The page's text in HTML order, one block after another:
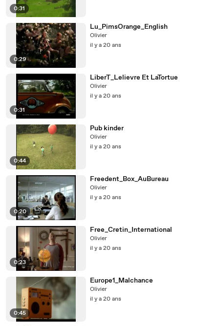
0:31
0:29
Lu_PimsOrange_English
Olivier
il y a 20 ans
0:31
LiberT_Lelievre Et LaTortue
Olivier
il y a 20 ans
0:44
Pub kinder
Olivier
il y a 20 ans
0:20
Freedent_Box_AuBureau
Olivier
il y a 20 ans
0:23
Free_Cretin_International
Olivier
il y a 20 ans
0:45
Europe1_Malchance
Olivier
il y a 20 ans